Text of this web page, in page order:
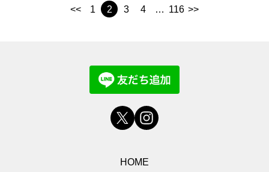
<< 1 2 3 4 … 116 >>
HOME